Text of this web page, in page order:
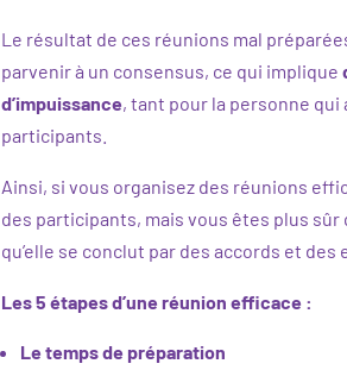
Le résultat de ces réunions mal
parvenir à un consensus, ce qui implique
d’impuissance, tant pour la personne
participants.
Ainsi, si vous organisez des réunions
des participants, mais vous êtes plus
qu’elle se conclut par des accords et des
Les 5 étapes d’une réunion efficace :
Le temps de préparation